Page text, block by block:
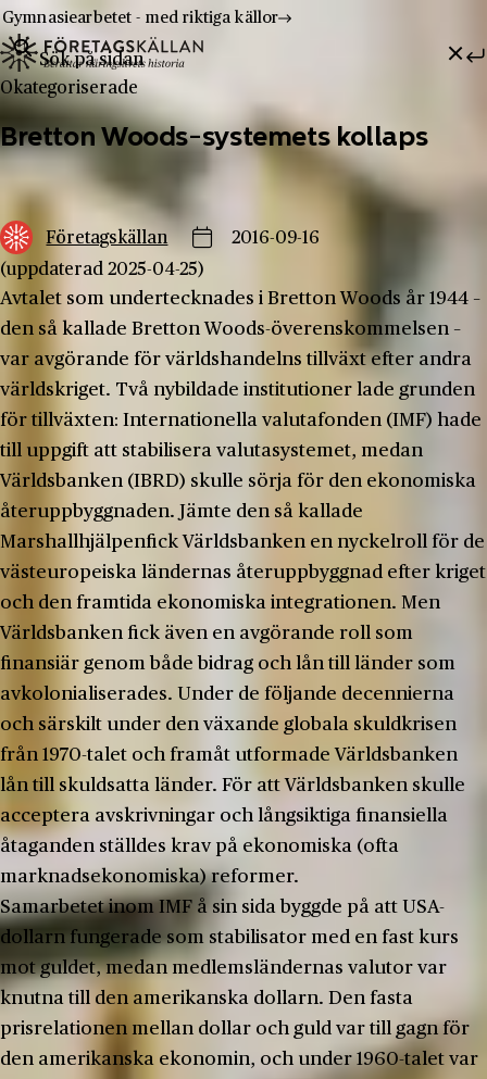
Hoppa till innehåll
Till innehåll
Gymnasiearbetet - med riktiga källor
Sök efter:
Okategoriserade
Bretton Woods-systemets kollaps
Företagskällan
2016-09-16
(uppdaterad 2025-04-25)
Avtalet som undertecknades i Bretton Woods år 1944 –
den så kallade Bretton Woods-överenskommelsen –
var avgörande för världshandelns tillväxt efter andra
världskriget. Två nybildade institutioner lade grunden
för tillväxten: Internationella valutafonden (IMF) hade
till uppgift att stabilisera valutasystemet, medan
Världsbanken (IBRD) skulle sörja för den ekonomiska
återuppbyggnaden. Jämte den så kallade
Marshallhjälpenfick Världsbanken en nyckelroll för de
västeuropeiska ländernas återuppbyggnad efter kriget
och den framtida ekonomiska integrationen. Men
Världsbanken fick även en avgörande roll som
finansiär genom både bidrag och lån till länder som
avkolonialiserades. Under de följande decennierna
och särskilt under den växande globala skuldkrisen
från 1970-talet och framåt utformade Världsbanken
lån till skuldsatta länder. För att Världsbanken skulle
acceptera avskrivningar och långsiktiga finansiella
åtaganden ställdes krav på ekonomiska (ofta
marknadsekonomiska) reformer.
Samarbetet inom IMF å sin sida byggde på att USA-
dollarn fungerade som stabilisator med en fast kurs
mot guldet, medan medlemsländernas valutor var
knutna till den amerikanska dollarn. Den fasta
prisrelationen mellan dollar och guld var till gagn för
den amerikanska ekonomin, och under 1960-talet var